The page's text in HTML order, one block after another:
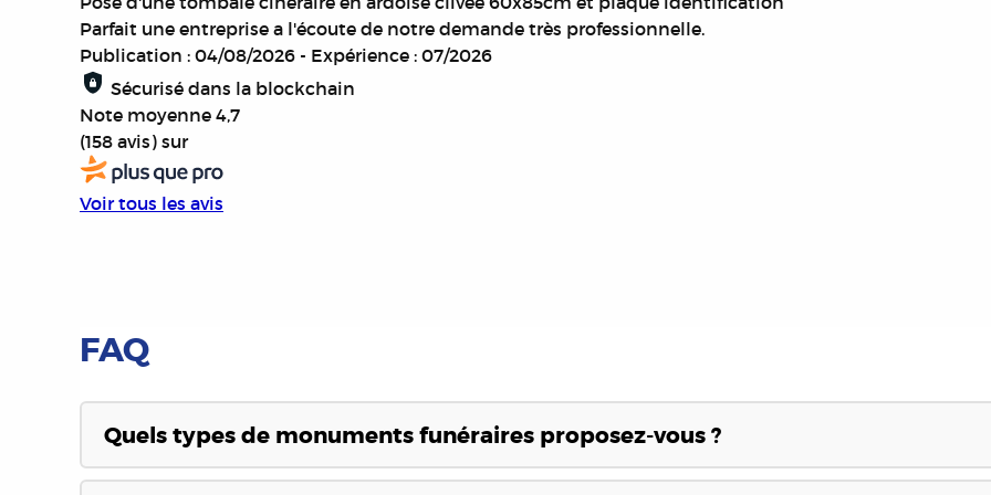
Parfait une entreprise a l'écoute de notre demande très professionnelle.
Publication : 04/08/2026 - Expérience : 07/2026
Sécurisé dans la blockchain
Note moyenne 4,7
(158 avis) sur
Voir tous les avis
FAQ
Quels types de monuments funéraires proposez-vous ?
Nous proposons une large gamme de monuments funéraires en granit, adaptés à différents budgets et